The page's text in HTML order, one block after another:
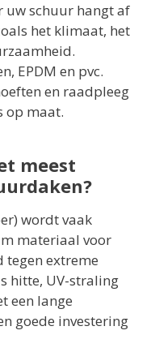
uw schuur hangt af
het klimaat, het
EPDM en pvc.
en raadpleeg
op maat.
meest
wordt vaak
materiaal voor
tegen extreme
hitte, UV-straling
een lange
goede investering